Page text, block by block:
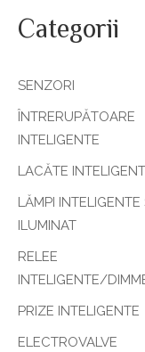
Categorii
SENZORI
ÎNTRERUPĂTOARE
INTELIGENTE
LACĂTE
LĂMPI INTELIGENTE
ILUMINAT
RELEE
INTELIGENTE/
PRIZE INTELIGENTE
ELECTROVALVE